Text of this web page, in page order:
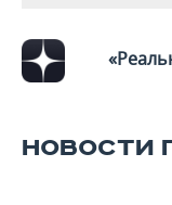
НОВОСТИ